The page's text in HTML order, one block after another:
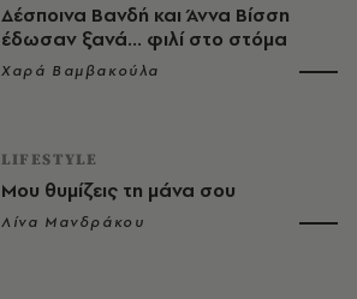
Δέσποινα Βανδή και Άννα Βίσση
έδωσαν ξανά... φιλί στο στόμα
Χαρά Βαμβακούλα
LIFESTYLE
Μου θυμίζεις τη μάνα σου
Λίνα Μανδράκου